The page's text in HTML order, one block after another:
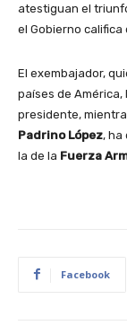
atestiguan el
el Gobierno califica
El exembajador,
países de
presidente,
Padrino López, ha
la de la Fuerza
Facebook